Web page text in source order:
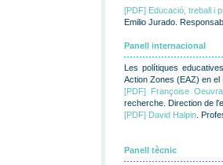
[PDF] Educació, treball i
Emilio Jurado.
Panell internacional
Les polítiques
Action Zones (EAZ) en
[PDF] Françoise
recherche. Direction de
[PDF] David Halpin .
Panell tècnic